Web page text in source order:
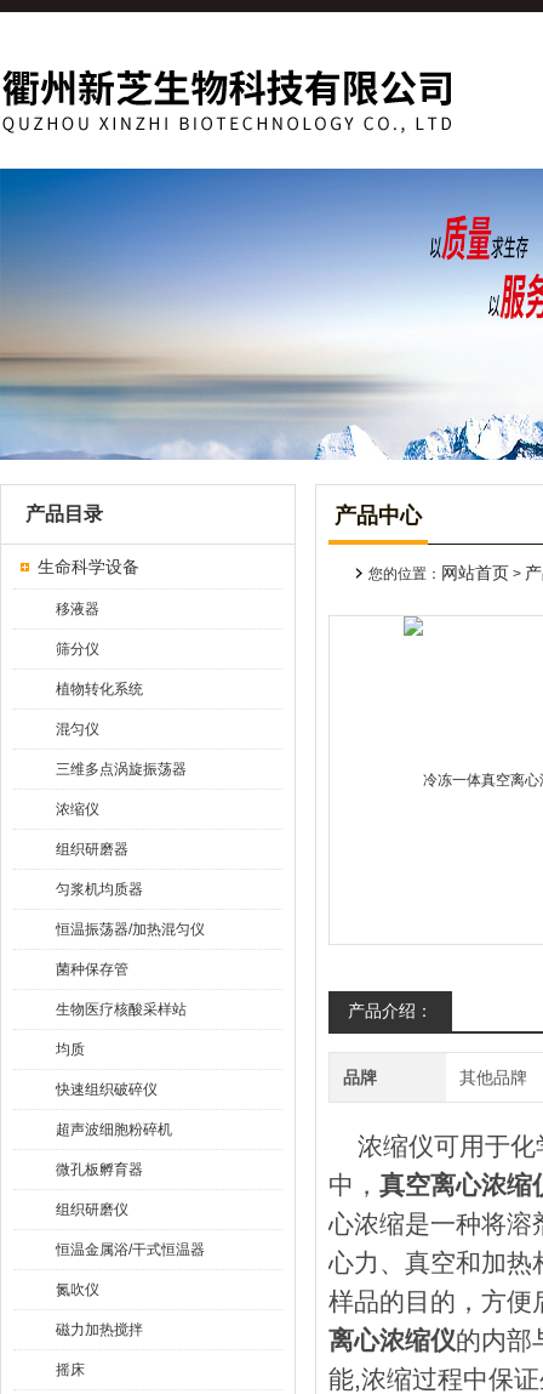
产品目录
生命科学设备
移液器
筛分仪
植物转化系统
混匀仪
三维多点涡旋振荡器
浓缩仪
组织研磨器
匀浆机均质器
恒温振荡器/加热混匀仪
菌种保存管
生物医疗核酸采样站
均质
快速组织破碎仪
超声波细胞粉碎机
微孔板孵育器
组织研磨仪
恒温金属浴/干式恒温器
氮吹仪
磁力加热搅拌
摇床
产品中心
您的位置： 网站首页 >
产品介绍：
品牌 其他品牌
浓缩仪可用于化
中， 真空离心浓缩
心浓缩是一种将溶
心力、真空和加热
样品的目的，方便
离心浓缩仪的内部
能,浓缩过程中保